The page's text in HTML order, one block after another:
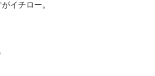
イチロー。